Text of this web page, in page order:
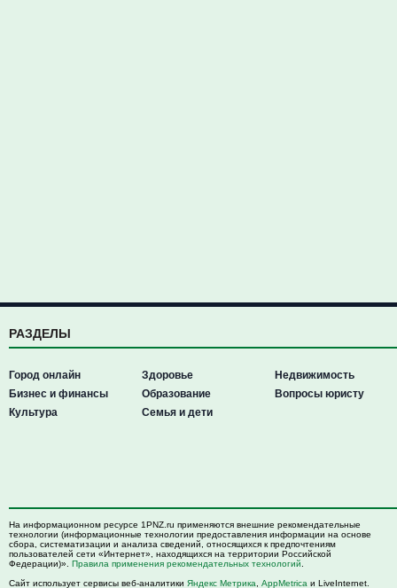
РАЗДЕЛЫ
Город онлайн
Бизнес и финансы
Культура
Здоровье
Образование
Семья и дети
Недвижимость
Вопросы юристу
На информационном ресурсе 1PNZ.ru применяются внешние рекомендательные
технологии (информационные технологии предоставления информации на основе
сбора, систематизации и анализа сведений, относящихся к предпочтениям
пользователей сети «Интернет», находящихся на территории Российской
Федерации)». Правила применения рекомендательных технологий
Сайт использует сервисы веб-аналитики Яндекс Метрика AppMetrica и LiveInternet.